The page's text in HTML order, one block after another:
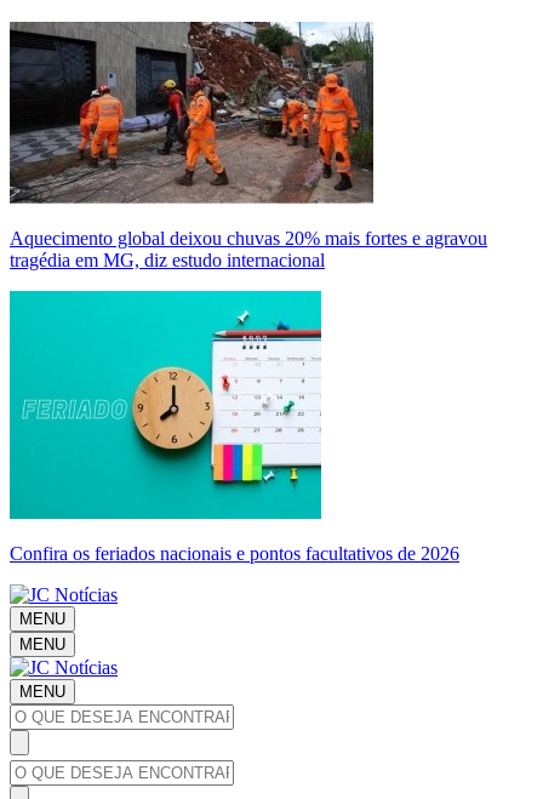
Aquecimento global deixou chuvas 20% mais fortes e agravou
tragédia em MG, diz estudo internacional
Confira os feriados nacionais e pontos facultativos de 2026
MENU
MENU
MENU